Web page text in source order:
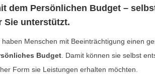
dem Persönlichen Budget –
Sie unterstützt.
Menschen mit Beeinträchtigung einen
Budget. Damit können sie selbst
Form sie Leistungen erhalten möchten.